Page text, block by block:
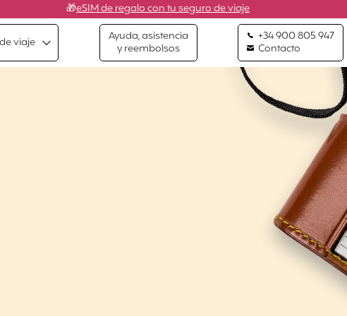
🎁eSIM de regalo con tu seguro de viaje
viaje
Ayuda, asistencia
y reembolsos
+34 900 805 947
Contacto